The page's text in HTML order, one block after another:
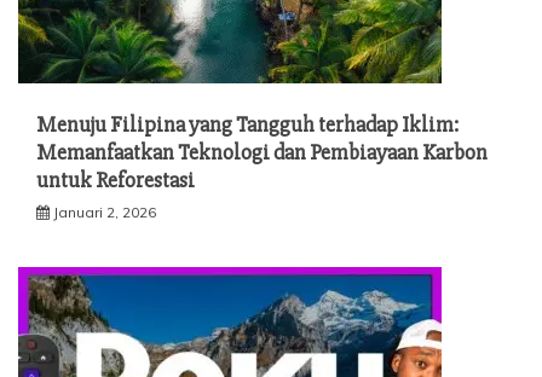
Menuju Filipina yang Tangguh terhadap Iklim:
Memanfaatkan Teknologi dan Pembiayaan Karbon
untuk Reforestasi
Januari 2, 2026